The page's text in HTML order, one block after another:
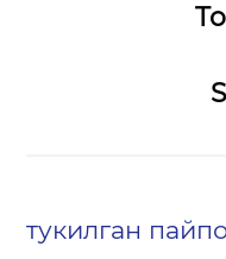
тукилган